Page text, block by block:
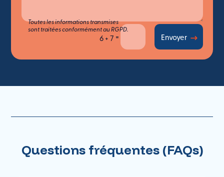
6 + 7 = Envoyer
Toutes les informations transmises
sont traitées conformément au RGPD.
Questions fréquentes (FAQs)